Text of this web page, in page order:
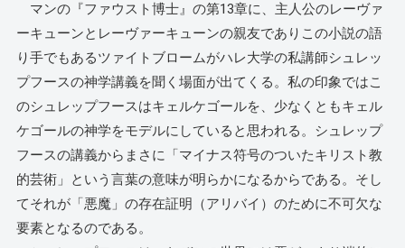
マンの『ファウスト博士』の第13章に、主人公のレーヴァ
ーキューンとレーヴァーキューンの親友でありこの小説の語
り手でもあるツァイトブロームがハレ大学の私講師シュレッ
プフースの神学講義を聞く場面が出てくる。私の印象ではこ
のシュレップフースはキェルケゴールを、少なくともキェル
ケゴールの神学をモデルにしていると思われる。シュレップ
フースの講義からまさに「マイナス符号のついたキリスト教
的芸術」という言葉の意味が明らかになるからである。そし
てそれが「悪魔」の存在証明（アリバイ）のために不可欠な
要素となるのである。